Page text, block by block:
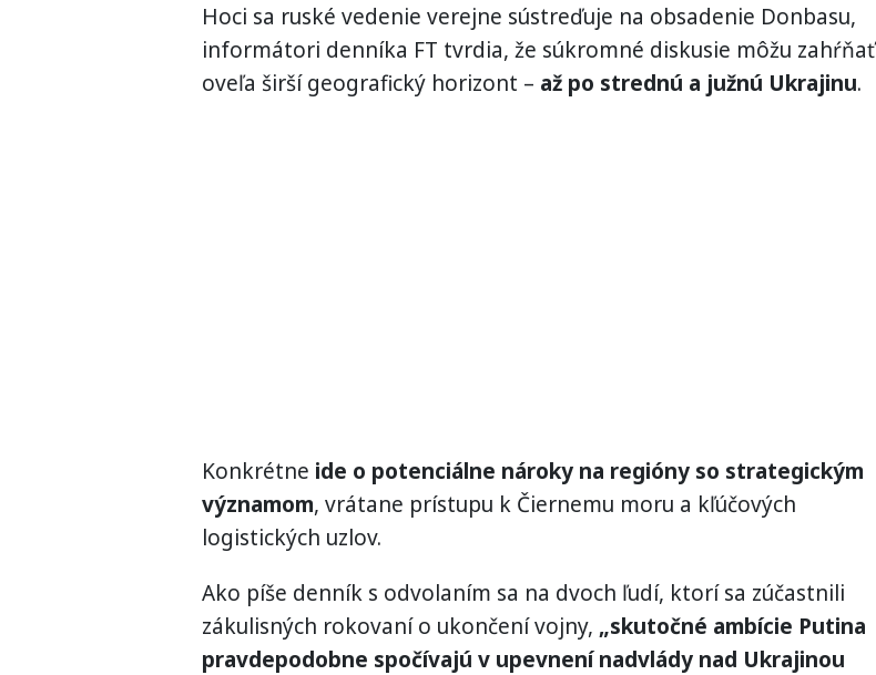
Hoci sa ruské vedenie verejne sústreďuje na obsadenie Donbasu,
informátori denníka FT tvrdia, že súkromné diskusie môžu zahŕňať
oveľa širší geografický horizont – až po strednú a južnú Ukrajinu.
Konkrétne ide o potenciálne nároky na regióny so strategickým
významom, vrátane prístupu k Čiernemu moru a kľúčových
logistických uzlov.
Ako píše denník s odvolaním sa na dvoch ľudí, ktorí sa zúčastnili
zákulisných rokovaní o ukončení vojny, „skutočné ambície Putina
pravdepodobne spočívajú v upevnení nadvlády nad Ukrajinou